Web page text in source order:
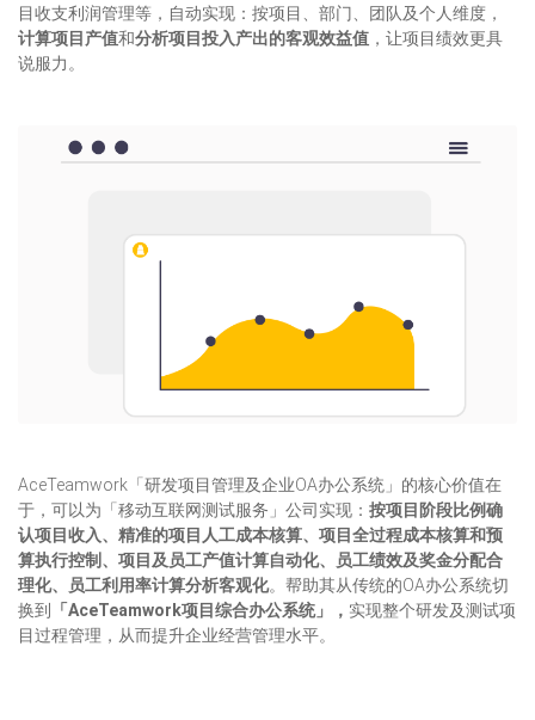
目收支利润管理等，自动实现：按项目、部门、团队及个人维度，
计算项目产值和分析项目投入产出的客观效益值 ，让项目绩效更具
说服力。
AceTeamwork「研发项目管理及企业OA办公系统」的核心价值在
于，可以为「移动互联网测试服务」公司实现： 按项目阶段比例确
认项目收入、精准的项目人工成本核算、项目全过程成本核算和预
算执行控制 、项目及员工产值计算自动化、员工绩效及奖金分配合
理化、员工利用率计算分析客观化。帮助其从传统的OA办公系统切
换到
「 AceTeamwork项目综合办公系统」， 实现整个研发及测试项
目过程管理，从而提升企业经营管理水平。